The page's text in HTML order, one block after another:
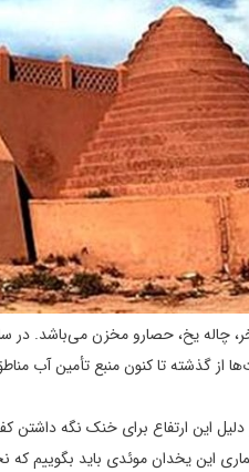
چاله یخ، حصارو مخزن می‌باشد.
از گذشته تا کنون منبع تأمین
دارد نیز حدود ۲۰ متر است و دلیل این ارتفاع
این یخدان موئدی باید بگوییم